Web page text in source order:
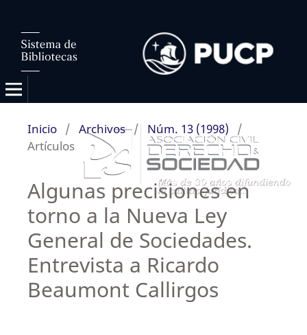
Inicio / Archivos / Núm. 13 (1998)
/
Artículos
Algunas precisiones en
torno a la Nueva Ley
General de Sociedades.
Entrevista a Ricardo
Beaumont Callirgos